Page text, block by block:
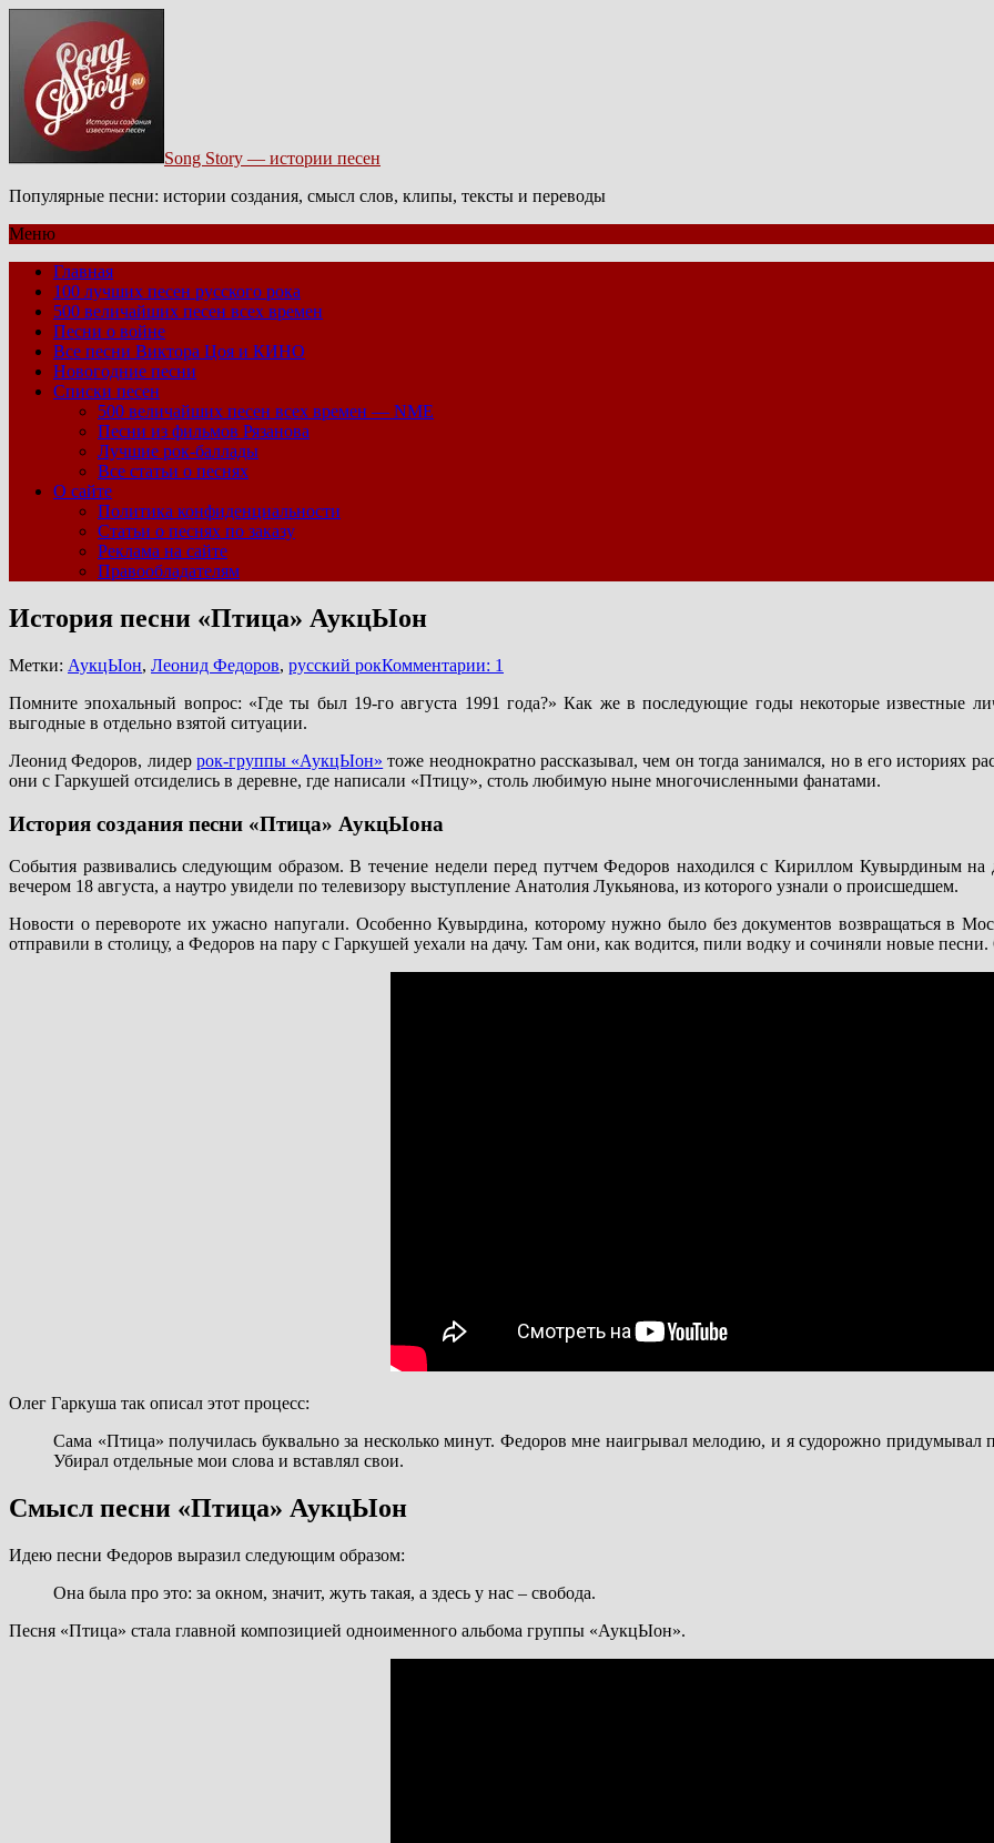
Song Story — истории песен
Популярные песни: истории создания, смысл слов, клипы, тексты и переводы
Меню
Главная
100 лучших песен русского рока
500 величайших песен всех времен
Песни о войне
Все песни Виктора Цоя и КИНО
Новогодние песни
Списки песен
500 величайших песен всех времен — NME
Песни из фильмов Рязанова
Лучшие рок-баллады
Все статьи о песнях
О сайте
Политика конфиденциальности
Статьи о песнях по заказу
Реклама на сайте
Правообладателям
История песни «Птица» АукцЫон
Метки: АукцЫон, Леонид Федоров, русский рокКомментарии: 1
Помните эпохальный вопрос: «Где ты был 19-го августа 1991 года?» Как же в последующие годы некоторые известные
выгодные в отдельно взятой ситуации.
Леонид Федоров, лидер рок-группы «АукцЫон» тоже неоднократно рассказывал, чем он тогда занимался, но в его историях
они с Гаркушей отсиделись в деревне, где написали «Птицу», столь любимую ныне многочисленными фанатами.
История создания песни «Птица» АукцЫона
События развивались следующим образом. В течение недели перед путчем Федоров находился с Кириллом Кувырдиным на
вечером 18 августа, а наутро увидели по телевизору выступление Анатолия Лукьянова, из которого узнали о происшедшем.
Новости о перевороте их ужасно напугали. Особенно Кувырдина, которому нужно было без документов возвращаться в
отправили в столицу, а Федоров на пару с Гаркушей уехали на дачу. Там они, как водится, пили водку и сочиняли новые
Олег Гаркуша так описал этот процесс:
Сама «Птица» получилась буквально за несколько минут. Федоров мне наигрывал мелодию, и я судорожно придумывал
Убирал отдельные мои слова и вставлял свои.
Смысл песни «Птица» АукцЫон
Идею песни Федоров выразил следующим образом:
Она была про это: за окном, значит, жуть такая, а здесь у нас – свобода.
Песня «Птица» стала главной композицией одноименного альбома группы «АукцЫон».